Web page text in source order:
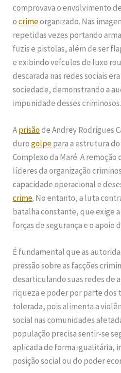
comprovava o envolvimento
ocrimeorganizado. Nas
repetidas vezes portando
fuzis e pistolas, além de ser
e exibindo veículos de luxo
descarada nas redes sociais
sociedade, demonstrando a
impunidade desses criminosos.
Aprisãode Andrey Rodrigues
durogolpepara a estrutura
Complexo da Maré. A
líderes da organização
capacidade operacional e
crime. No entanto, a luta
batalha constante, que exige a
forças de segurança e o apoio
É fundamental que as
pressão sobre as facções
desarticulando suas redes de
riqueza e poder por parte dos
tolerada, pois alimenta a
social nas comunidades
população precisa sentir-se
aplicada de forma igualitária,
posição social ou do poder